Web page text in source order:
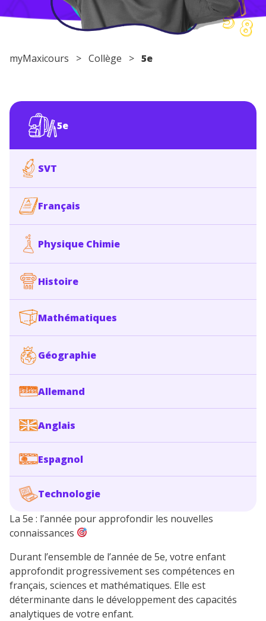
Conseils pour les parents
myMaxicours > Collège > 5e
5e
SVT
Français
Physique Chimie
Histoire
Mathématiques
Géographie
Allemand
Anglais
Espagnol
Technologie
La 5e : l’année pour approfondir les nouvelles
connaissances
Durant l’ensemble de l’année de 5e, votre enfant
approfondit progressivement ses compétences en
français, sciences et mathématiques. Elle est
déterminante dans le développement des capacités
analytiques de votre enfant.